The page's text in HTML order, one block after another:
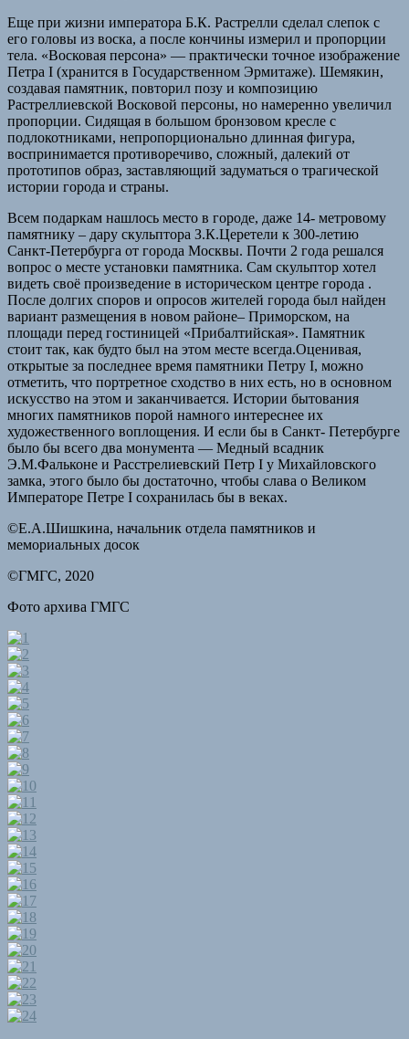
Еще при жизни императора Б.К. Растрелли сделал слепок с
его головы из воска, а после кончины измерил и пропорции
тела. «Восковая персона» — практически точное изображение
Петра I (хранится в Государственном Эрмитаже). Шемякин,
создавая памятник, повторил позу и композицию
Растреллиевской Восковой персоны, но намеренно увеличил
пропорции. Сидящая в большом бронзовом кресле с
подлокотниками, непропорционально длинная фигура,
воспринимается противоречиво, сложный, далекий от
прототипов образ, заставляющий задуматься о трагической
истории города и страны.
Всем подаркам нашлось место в городе, даже 14- метровому
памятнику – дару скульптора З.К.Церетели к 300-летию
Санкт-Петербурга от города Москвы. Почти 2 года решался
вопрос о месте установки памятника. Сам скульптор хотел
видеть своё произведение в историческом центре города .
После долгих споров и опросов жителей города был найден
вариант размещения в новом районе– Приморском, на
площади перед гостиницей «Прибалтийская». Памятник
стоит так, как будто был на этом месте всегда.Оценивая,
открытые за последнее время памятники Петру I, можно
отметить, что портретное сходство в них есть, но в основном
искусство на этом и заканчивается. Истории бытования
многих памятников порой намного интереснее их
художественного воплощения. И если бы в Санкт- Петербурге
было бы всего два монумента — Медный всадник
Э.М.Фальконе и Расстрелиевский Петр I у Михайловского
замка, этого было бы достаточно, чтобы слава о Великом
Императоре Петре I сохранилась бы в веках.
©Е.А.Шишкина, начальник отдела памятников и
мемориальных досок
©ГМГС, 2020
Фото архива ГМГС